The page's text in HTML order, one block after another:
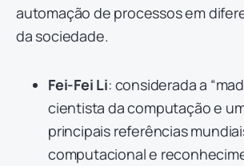
automação de processos em
da sociedade.
Fei-Fei Li: considerada a
cientista da computação e
principais referências
computacional e